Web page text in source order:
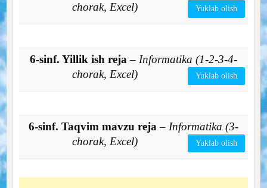
chorak, Excel)
Yuklab olish
6-sinf. Yillik ish reja – Informatika (1-2-3-4-
chorak, Excel)
Yuklab olish
6-sinf. Taqvim mavzu reja – Informatika (3-
chorak, Excel)
Yuklab olish